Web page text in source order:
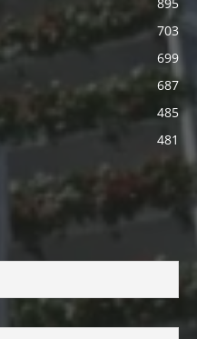
703
699
687
485
481